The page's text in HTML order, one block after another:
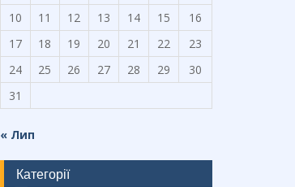
10
11 12 13 14 15
16
17
18 19 20 21 22
23
24
25 26 27 28 29
30
31
« Лип
Категорії